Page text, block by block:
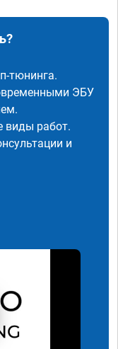
тюнинга.
ЭБУ
виды работ.
и